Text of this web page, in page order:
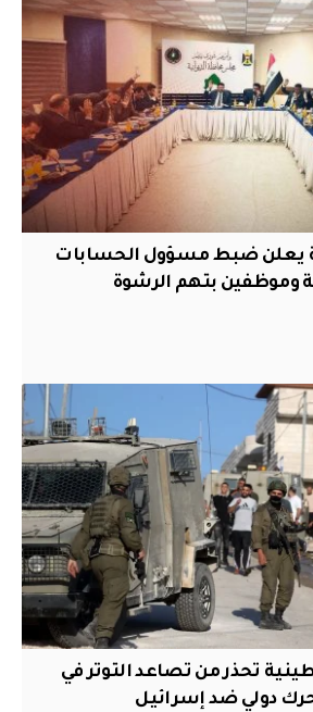
يعلن ضبط مسؤول الحسابات
وموظفين بتهم الرشوة
تحذر من تصاعد التوتر في
دولي ضد إسرائيل